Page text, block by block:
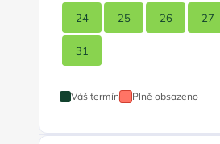
24 25 26 27
31
Váš termín Plně obsazeno